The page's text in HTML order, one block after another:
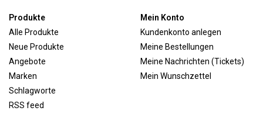
Produkte
Alle Produkte
Neue Produkte
Angebote
Marken
Schlagworte
RSS feed
Mein Konto
Kundenkonto anlegen
Meine Bestellungen
Meine Nachrichten (Tickets)
Mein Wunschzettel